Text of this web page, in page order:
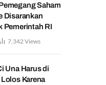
Saham
Disarankan
Pemerintah RI
7,342 Views
Una Harus di
Karena